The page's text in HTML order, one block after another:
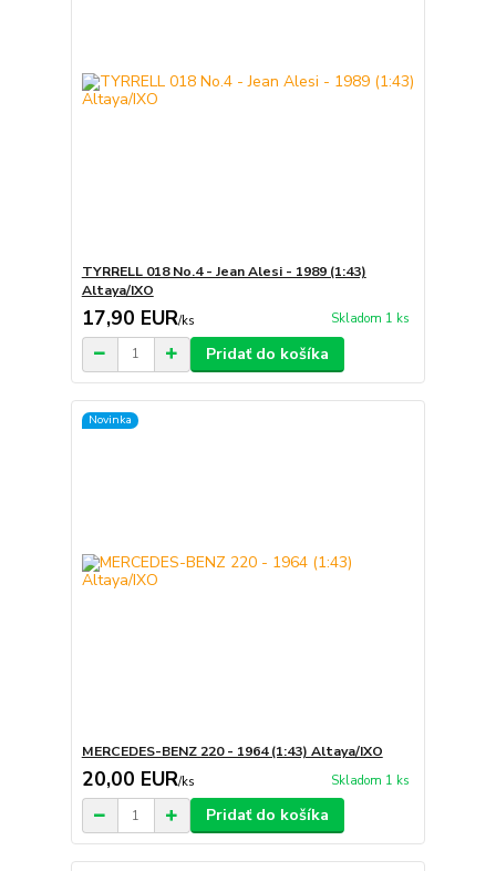
TYRRELL 018 No.4 - Jean Alesi - 1989 (1:43)
Altaya/IXO
17,90 EUR/ks Skladom 1 ks
Pridať do košíka
Novinka
MERCEDES-BENZ 220 - 1964 (1:43) Altaya/IXO
20,00 EUR/ks Skladom 1 ks
Pridať do košíka